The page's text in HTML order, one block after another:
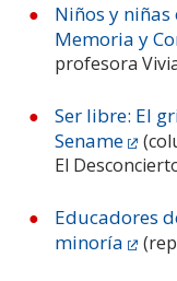
Niños y
Memoria y
profesora
Ser libre: El
Sename
El
Educadores
minoría